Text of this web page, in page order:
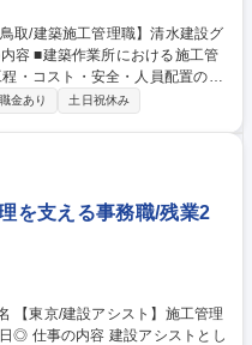
・コスト・安全・人員配置の管
で一連の業務をお任せいたしま
に受注できるため、非常に経営
取得の際には奨励金と月額手当
度も充実しており、会社をあげ
変更の範囲：会社の定める業務
設グループ（子会社）◎大正7年
金あり 土日祝休み
を支える事務職/残業2
とし